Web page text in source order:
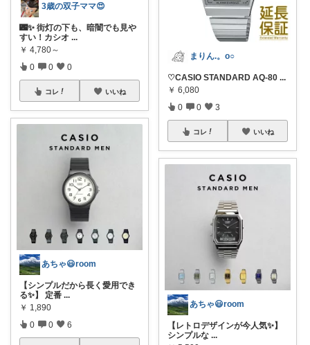
3歳の双子ママ😍
🌃✨ 街灯の下も、暗闇でも見や
すい！カシオ ...
￥ 4,780～
0 0 0
コレ いいね
あちゃ😃room
【シンプルだから長く愛用でき
る✨】 定番 ...
￥ 1,890
0 0 6
まりん.。o○
♡CASIO STANDARD AQ-80 ...
￥ 6,080
0 0 3
コレ いいね
あちゃ😃room
【レトロデザインが今人気✨】
シンプルな ...